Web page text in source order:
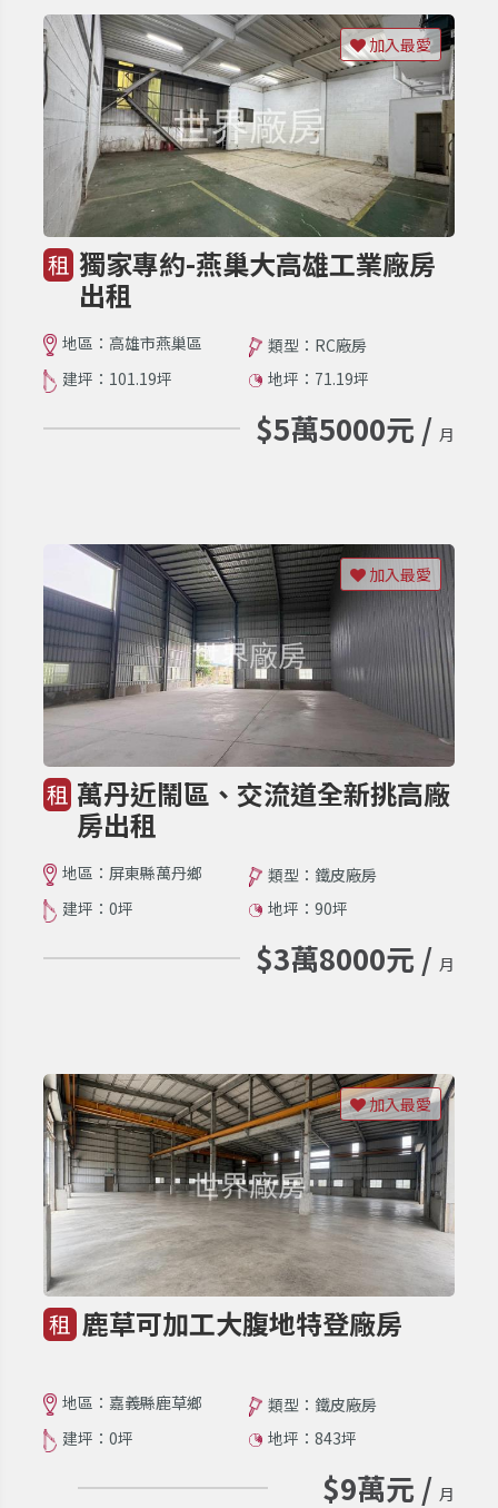
租 獨家專約-燕巢大高雄工業廠房
出租
地區：高雄市燕巢區
類型：RC廠房
建坪：101.19坪
地坪：71.19坪
$5萬5000元 / 月
加入最愛
租 萬丹近鬧區、交流道全新挑高廠
房出租
地區：屏東縣萬丹鄉
類型：鐵皮廠房
建坪：0坪
地坪：90坪
$3萬8000元 / 月
加入最愛
租 鹿草可加工大腹地特登廠房
地區：嘉義縣鹿草鄉
類型：鐵皮廠房
建坪：0坪
地坪：843坪
$9萬元 / 月
加入最愛